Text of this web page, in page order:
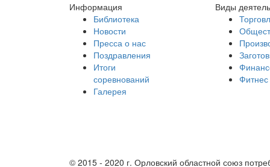
Информация
Библиотека
Новости
Пресса о нас
Поздравления
Итоги
соревнований
Галерея
Виды
© 2015 - 2020 г. Орловский областной союз